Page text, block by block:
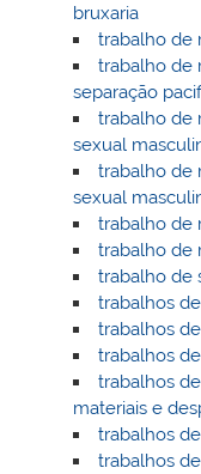
bruxaria
trabalho de
trabalho de
separação
trabalho de
sexual
trabalho de
sexual
trabalho de
trabalho de
trabalho de
trabalhos
trabalhos
trabalhos
trabalhos
materiais e
trabalhos
trabalhos